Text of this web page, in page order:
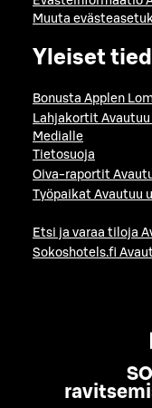
Muuta
Yleiset
Bonusta Applen
Lahjakortit
Medialle
Tietosuoja
Oiva-raportit
Työpaikat Avautuu
Etsi ja varaa tiloja
Sokoshotels.fi